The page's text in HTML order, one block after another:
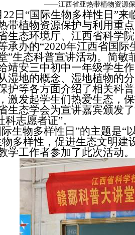
——江西省亚热带植物资源保
22 日“国际生物多样性日”
带植物资源保护与利用重
生态环境厅、江西省科学
承办的“2020年江西省国际
”生态科普宣讲活动。简敏
靖安三中初中一年级学生
湿地的概念、湿地植物的
护等各方面介绍了相关科
激发起学生们热爱生态，
生态学会为宣讲嘉宾颁发
科志愿者证”。
生物多样性日”的主题是“
物多样性，促进生态文明
学工作者参加了此次活动。